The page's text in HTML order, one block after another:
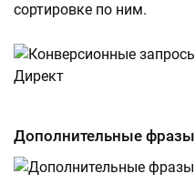
сортировке по ним.
Дополнительные фразы